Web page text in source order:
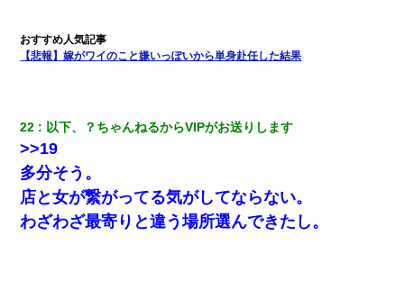
【悲報】嫁がワイのこと嫌いっぽいから単身赴任した結果
22 以下、？ちゃんねるからVIPがお送りします
>>19
多分そう。
店と女が繋がってる気がしてならない。
わざわざ最寄りと違う場所選んできたし。